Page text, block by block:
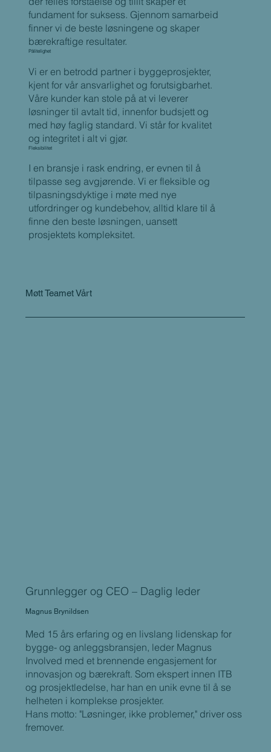
fundament for suksess. Gjennom samarbeid
finner vi de beste løsningene og skaper
bærekraftige resultater.
Pålitelighet
Vi er en betrodd partner i byggeprosjekter,
kjent for vår ansvarlighet og forutsigbarhet.
Våre kunder kan stole på at vi leverer
løsninger til avtalt tid, innenfor budsjett og
med høy faglig standard. Vi står for kvalitet
og integritet i alt vi gjør.
Fleksibilitet
I en bransje i rask endring, er evnen til å
tilpasse seg avgjørende. Vi er fleksible og
tilpasningsdyktige i møte med nye
utfordringer og kundebehov, alltid klare til å
finne den beste løsningen, uansett
prosjektets kompleksitet.
Grunnlegger og CEO – Daglig leder
Magnus Brynildsen
Med 15 års erfaring og en livslang lidenskap for
bygge- og anleggsbransjen, leder Magnus
Involved med et brennende engasjement for
innovasjon og bærekraft. Som ekspert innen ITB
og prosjektledelse, har han en unik evne til å se
helheten i komplekse prosjekter.
Hans motto: "Løsninger, ikke problemer," driver oss
fremover.
Møtt Teamet Vårt